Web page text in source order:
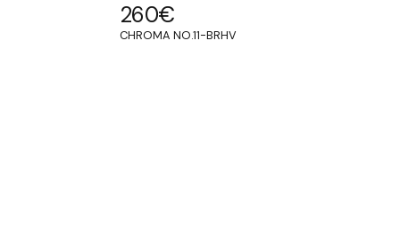
260€
CHROMA NO.11-BRHV